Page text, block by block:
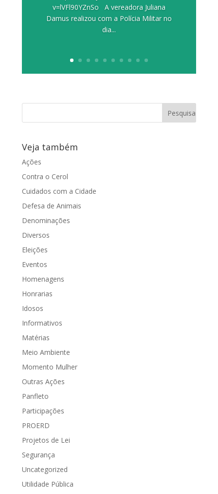
v=lVFl90YZnSo A vereadora Juliana
Damus realizou com a Polícia Militar no
dia...
Veja também
Ações
Contra o Cerol
Cuidados com a Cidade
Defesa de Animais
Denominações
Diversos
Eleições
Eventos
Homenagens
Honrarias
Idosos
Informativos
Matérias
Meio Ambiente
Momento Mulher
Outras Ações
Panfleto
Participações
PROERD
Projetos de Lei
Segurança
Uncategorized
Utilidade Pública